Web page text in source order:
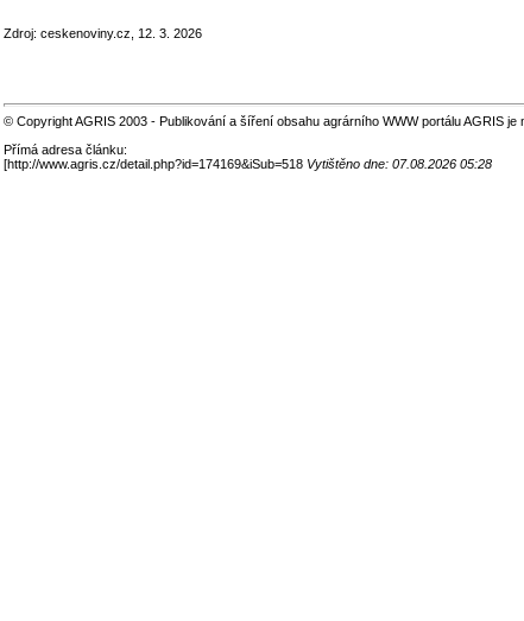
Zdroj: ceskenoviny.cz, 12. 3. 2026
© Copyright AGRIS 2003 - Publikování a šíření obsahu agrárního WWW portálu AGRIS
Přímá adresa článku:
[http://www.agris.cz/detail.php?id=174169&iSub=518 Vytištěno dne: 07.08.2026 05:28